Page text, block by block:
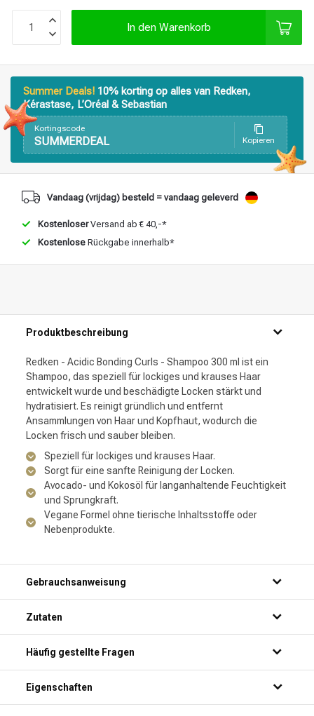
Stylingprodukte Haarfärbung
In den Warenkorb
Summer Deals! 10% korting op alles van Redken,
Kérastase, L’Oréal & Sebastian
Kortingscode
SUMMERDEAL Kopieren
Vandaag (vrijdag) besteld = vandaag geleverd
KostenloserVersand ab € 40,-*
Kostenlose Rückgabe innerhalb*
Produktbeschreibung
Redken - Acidic Bonding Curls - Shampoo 300 ml ist ein
Shampoo, das speziell für lockiges und krauses Haar
entwickelt wurde und beschädigte Locken stärkt und
hydratisiert. Es reinigt gründlich und entfernt
Ansammlungen von Haar und Kopfhaut, wodurch die
Locken frisch und sauber bleiben.
Speziell für lockiges und krauses Haar.
Sorgt für eine sanfte Reinigung der Locken.
Avocado- und Kokosöl für langanhaltende Feuchtigkeit
und Sprungkraft.
Vegane Formel ohne tierische Inhaltsstoffe oder
Nebenprodukte.
Gebrauchsanweisung
Zutaten
Häufig gestellte Fragen
Für welche Haartypen ist das Redken Acidic Bonding Curls
Shampoo geeignet?
Eigenschaften